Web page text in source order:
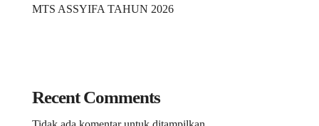
MTS ASSYIFA TAHUN 2026
Recent Comments